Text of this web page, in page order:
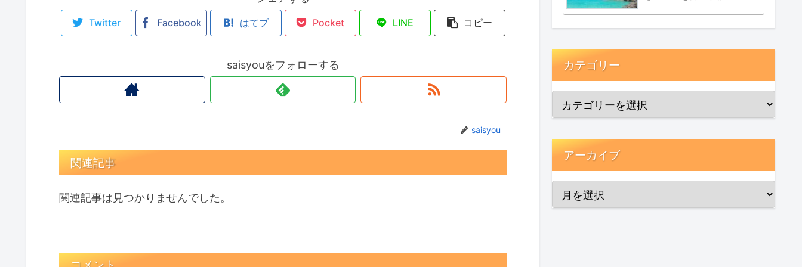
Twitter Facebook はてブ Pocket LINE コピー
saisyouをフォローする
saisyou
関連記事
関連記事は見つかりませんでした。
カテゴリー
アーカイブ